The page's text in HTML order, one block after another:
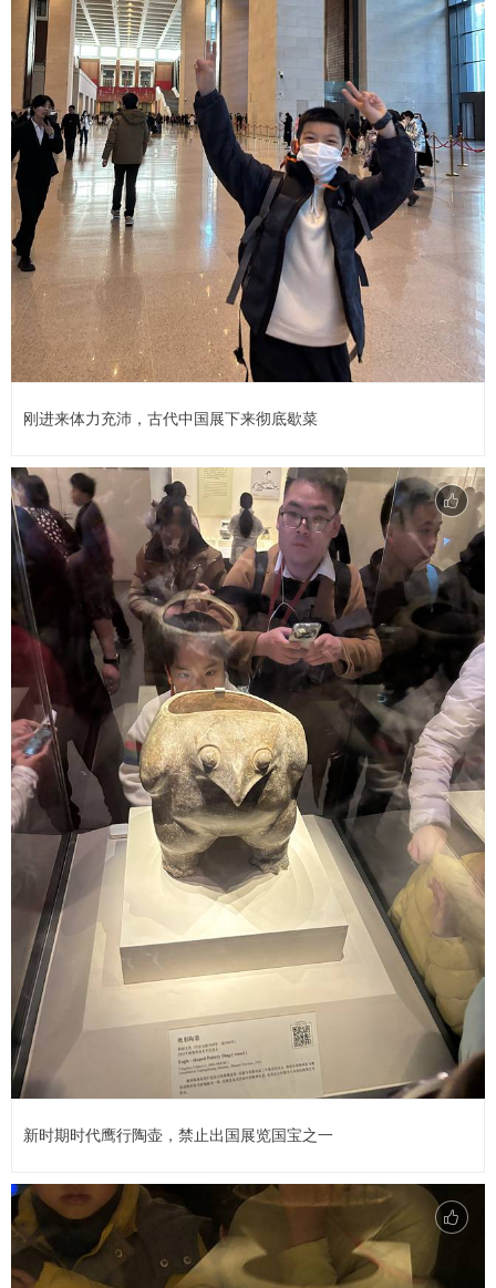
刚进来体力充沛，古代中国展下来彻底歇菜
新时期时代鹰行陶壶，禁止出国展览国宝之一